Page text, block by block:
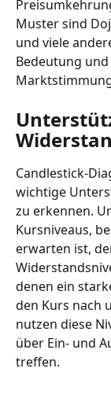
Muster sind
und viele
Bedeutung
Candlestick-
wichtige
zu erkennen.
Kursniveaus,
erwarten ist,
denen ein
den Kurs nach
nutzen diese
über Ein- und
treffen.